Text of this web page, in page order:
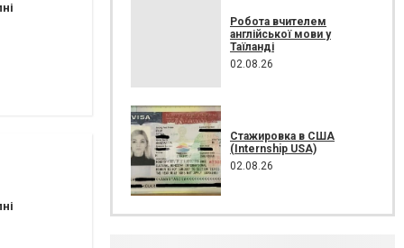
Робота вчителем
англійської мови у
Таїланді
02.08.26
Стажировка в США
(Internship USA)
02.08.26